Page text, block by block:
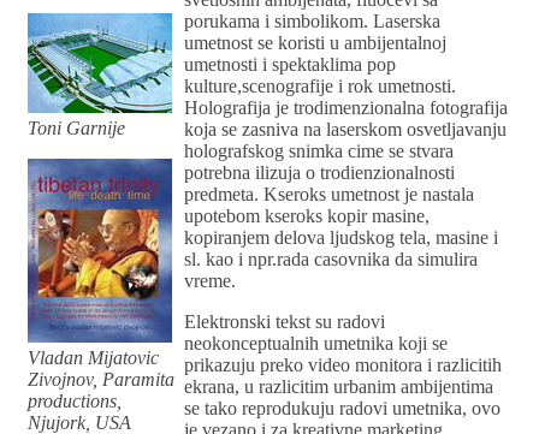
Toni Garnije
Vladan Mijatovic
Zivojnov, Paramita
productions,
Njujork, USA
porukama i simbolikom. Laserska
umetnost se koristi u ambijentalnoj
umetnosti i spektaklima pop
kulture,scenografije i rok umetnosti.
Holografija je trodimenzionalna fotografija
koja se zasniva na laserskom osvetljavanju
holografskog snimka cime se stvara
potrebna ilizuja o trodienzionalnosti
predmeta. Kseroks umetnost je nastala
upotebom kseroks kopir masine,
kopiranjem delova ljudskog tela, masine i
sl. kao i npr.rada casovnika da simulira
vreme.
Elektronski tekst su radovi
neokonceptualnih umetnika koji se
prikazuju preko video monitora i razlicitih
ekrana, u razlicitim urbanim ambijentima
se tako reprodukuju radovi umetnika, ovo
je vezano i za kreativne marketing